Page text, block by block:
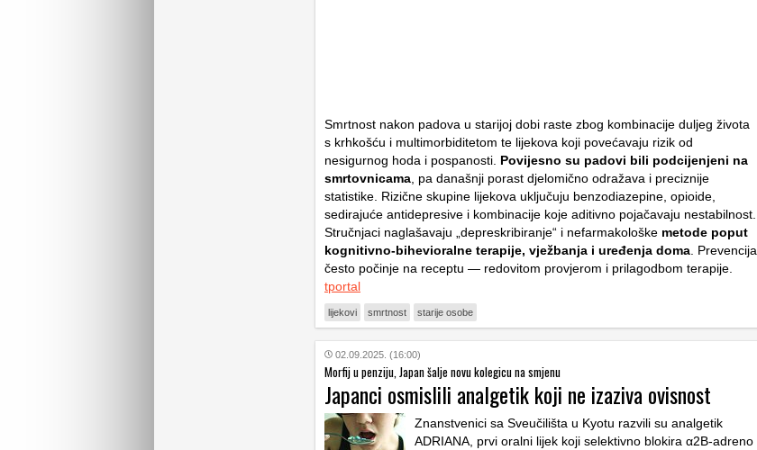
Smrtnost nakon padova u starijoj dobi raste zbog kombinacije duljeg života
s krhkošću i multimorbiditetom te lijekova koji povećavaju rizik od
nesigurnog hoda i pospanosti. Povijesno su padovi bili podcijenjeni na
smrtovnicama , pa današnji porast djelomično odražava i preciznije
statistike. Rizične skupine lijekova uključuju benzodiazepine, opioide,
sedirajuće antidepresive i kombinacije koje aditivno pojačavaju nestabilnost.
Stručnjaci naglašavaju „depreskribiranje“ i nefarmakološke metode poput
kognitivno-bihevioralne terapije, vježbanja i uređenja doma . Prevencija
često počinje na receptu — redovitom provjerom i prilagodbom terapije.
tportal
lijekovi smrtnost starije osobe
02.09.2025. (16:00)
Morfij u penziju, Japan šalje novu kolegicu na smjenu
Japanci osmislili analgetik koji ne izaziva ovisnost
Znanstvenici sa Sveučilišta u Kyotu razvili su analgetik
ADRIANA, prvi oralni lijek koji selektivno blokira α2B-adreno